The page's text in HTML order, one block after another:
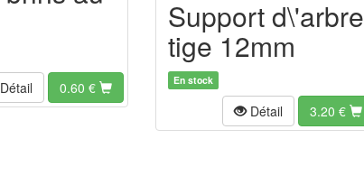
0.60 €
Support d\'arbre
tige 12mm
En stock
Détail 3.20 €